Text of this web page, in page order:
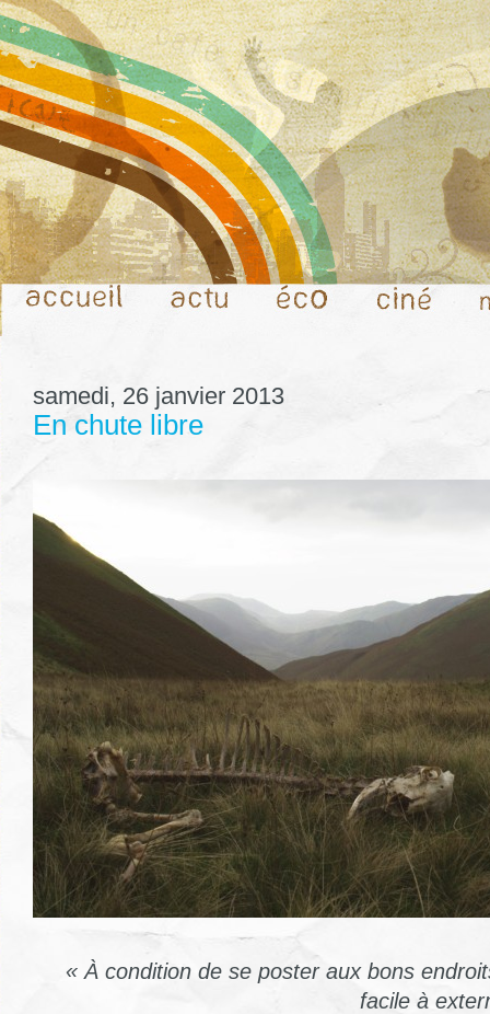
samedi, 26 janvier 2013
En chute libre
« À condition de se poster aux bons
facile à